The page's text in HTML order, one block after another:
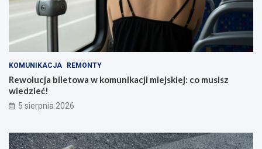
KOMUNIKACJA REMONTY
Rewolucja biletowa w komunikacji miejskiej: co musisz
wiedzieć!
5 sierpnia 2026